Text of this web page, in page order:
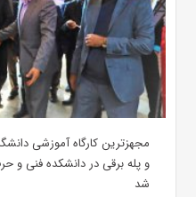
مجهزترین کارگاه آموزشی
و پله برقی در دانشکده فنی و
شد